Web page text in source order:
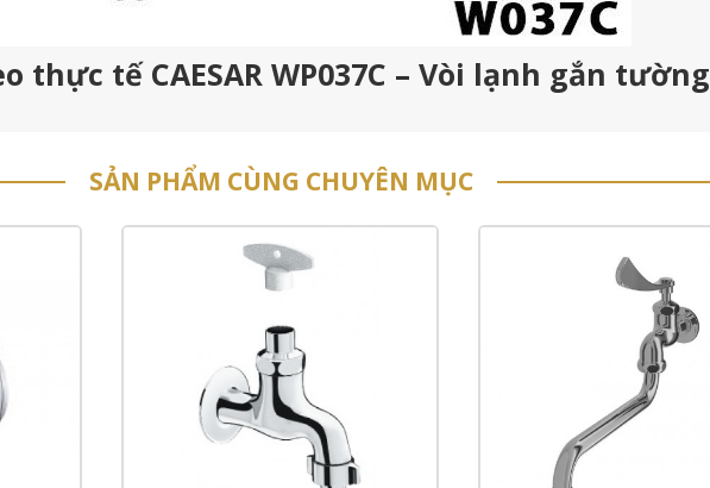
thực tế CAESAR WP037C – Vòi lạnh gắn tường
SẢN PHẨM CÙNG CHUYÊN MỤC